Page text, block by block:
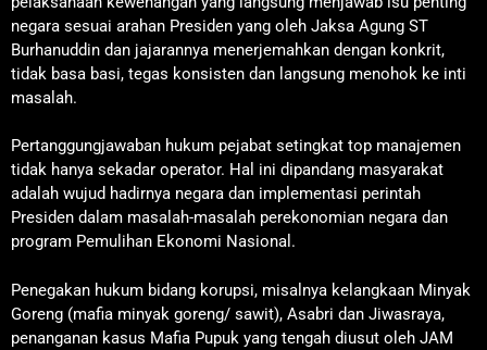
negara sesuai arahan Presiden yang oleh Jaksa Agung ST
Burhanuddin dan jajarannya menerjemahkan dengan konkrit,
tidak basa basi, tegas konsisten dan langsung menohok ke inti
masalah.
Pertanggungjawaban hukum pejabat setingkat top manajemen
tidak hanya sekadar operator. Hal ini dipandang masyarakat
adalah wujud hadirnya negara dan implementasi perintah
Presiden dalam masalah-masalah perekonomian negara dan
program Pemulihan Ekonomi Nasional.
Penegakan hukum bidang korupsi, misalnya kelangkaan Minyak
Goreng (mafia minyak goreng/ sawit), Asabri dan Jiwasraya,
penanganan kasus Mafia Pupuk yang tengah diusut oleh JAM